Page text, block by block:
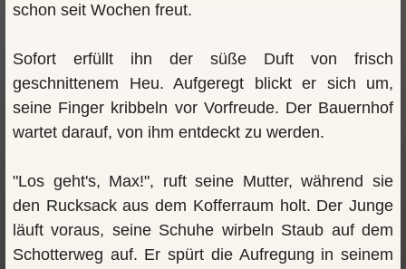
schon seit Wochen freut.
Sofort erfüllt ihn der süße Duft von frisch
geschnittenem Heu. Aufgeregt blickt er sich um,
seine Finger kribbeln vor Vorfreude. Der Bauernhof
wartet darauf, von ihm entdeckt zu werden.
"Los geht's, Max!", ruft seine Mutter, während sie
den Rucksack aus dem Kofferraum holt. Der Junge
läuft voraus, seine Schuhe wirbeln Staub auf dem
Schotterweg auf. Er spürt die Aufregung in seinem